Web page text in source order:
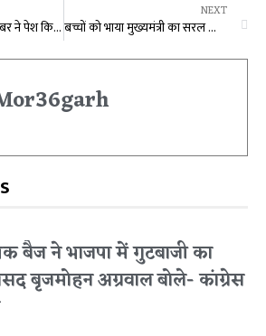
रायपुर महापौर एजाज ढेबर ने पेश किया 1901 करोड़ का बजट
NEXT
बच्चों को भाया मुख्यमंत्री का सरल स्वभाव
बैज ने भाजपा में गुटबाजी का
बृजमोहन अग्रवाल बोले- कांग्रेस